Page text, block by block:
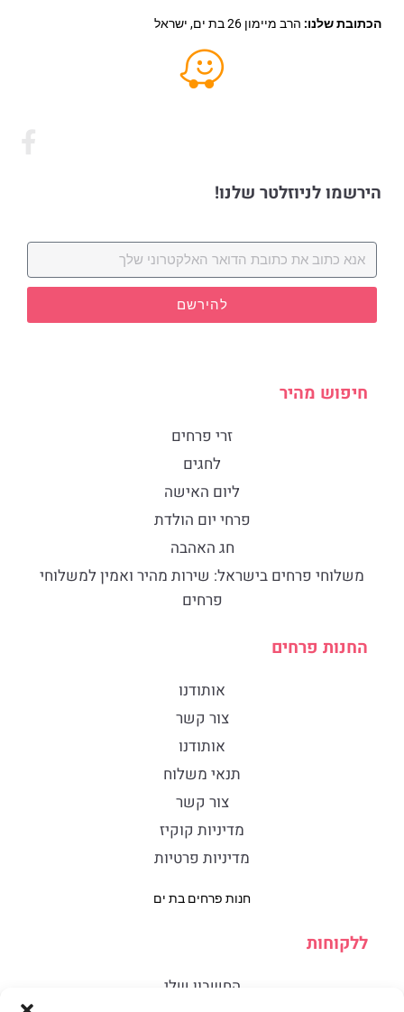
הכתובת שלנו: הרב מיימון 26 בת ים, ישראל
הירשמו לניוזלטר שלנו!
להירשם
חיפוש מהיר
זרי פרחים
לחגים
ליום האישה
פרחי יום הולדת
חג האהבה
​משלוחי פרחים בישראל: שירות מהיר ואמין למשלוחי
פרחים
החנות פרחים
אותודנו
צור קשר
אותודנו
תנאי משלוח
צור קשר
מדיניות קוקיז
מדיניות פרטיות
חנות פרחים בת ים
ללקוחות
החשבון שלי